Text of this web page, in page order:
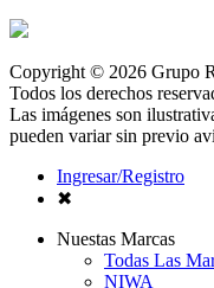
Copyright © 2026 Grupo
Todos los derechos
Las imágenes son
pueden variar sin previo
Ingresar/Registro
✖
Nuestas Marcas
Todas Las
NIWA